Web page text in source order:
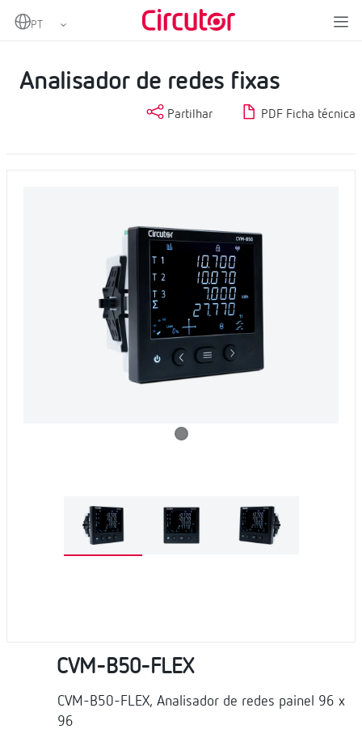
Home Medição e controlo
Analisadores de redes fixas
Analisador de redes fixas
Partilhar PDF Ficha técnica
CVM-B50-FLEX
CVM-B50-FLEX, Analisador de redes painel 96 x
96